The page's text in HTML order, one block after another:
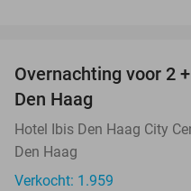
Overnachting voor 2
Den Haag
Hotel Ibis Den Haag City
Den Haag
Verkocht: 1.959